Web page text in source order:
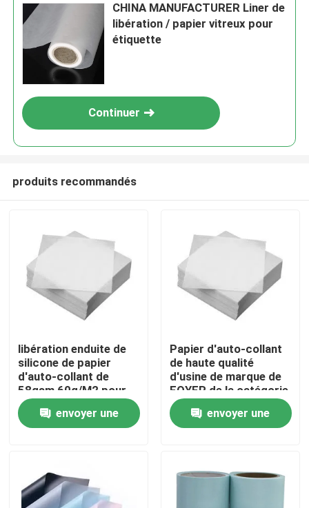
SOUMETTRE
À la maison
À propos de nous
CHINA MANUFACTURER Liner de
libération / papier vitreux pour
étiquette
Continuer
produits recommandés
libération enduite de
silicone de papier
d'auto-collant de
58gsm 60g/M2 pour
l'impression de Digital
envoyer une
Papier d'auto-collant
de haute qualité
d'usine de marque de
FOYER de la catégorie
chinoise 40g/35g de
DESSUSenvoyer une